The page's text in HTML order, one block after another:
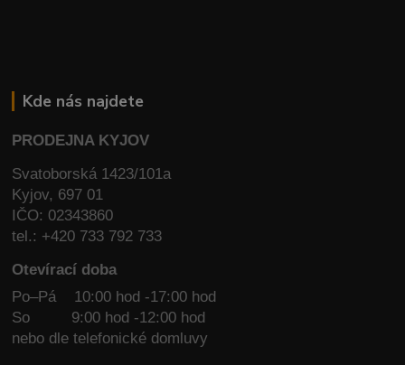
Kde nás najdete
PRODEJNA KYJOV
Svatoborská 1423/101a
Kyjov, 697 01
IČO: 02343860
tel.: +420 733 792 733
Otevírací doba
Po–Pá 10:00 hod -17:00 hod
So
9:00 hod -12:00 hod
nebo dle telefonické domluvy